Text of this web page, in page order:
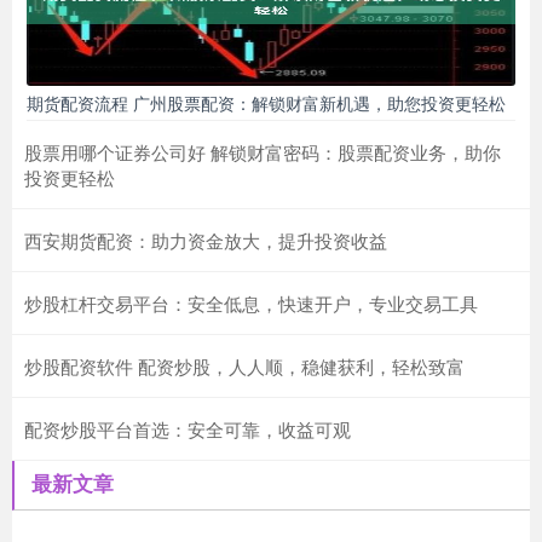
期货配资流程 广州股票配资：解锁财富新机遇，助您投资更轻松
股票用哪个证券公司好 解锁财富密码：股票配资业务，助你
投资更轻松
西安期货配资：助力资金放大，提升投资收益
炒股杠杆交易平台：安全低息，快速开户，专业交易工具
炒股配资软件 配资炒股，人人顺，稳健获利，轻松致富
配资炒股平台首选：安全可靠，收益可观
最新文章